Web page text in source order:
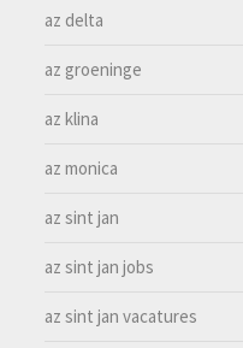
az delta
az groeninge
az klina
az monica
az sint jan
az sint jan jobs
az sint jan vacatures